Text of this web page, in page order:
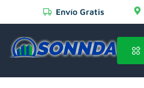
Envío Gratis